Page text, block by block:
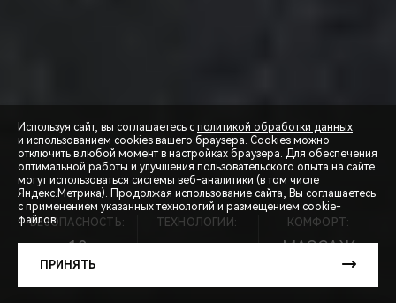
СПЕЦПРЕДЛОЖЕНИЯ
БЕЗОПАСНОСТЬ:
10
ПОДУШЕК
ТЕХНОЛОГИИ: КОМФОРТ:
МАССАЖ
СИДЕНИЙ
Используя сайт, вы соглашаетесь с политикой обработки данных
и использованием cookies вашего браузера. Cookies можно
отключить в любой момент в настройках браузера. Для обеспечения
оптимальной работы и улучшения пользовательского опыта на сайте
могут использоваться системы веб-аналитики (в том числе
Яндекс.Метрика). Продолжая использование сайта, Вы соглашаетесь
с применением указанных технологий и размещением cookie-
файлов.
ПРИНЯТЬ